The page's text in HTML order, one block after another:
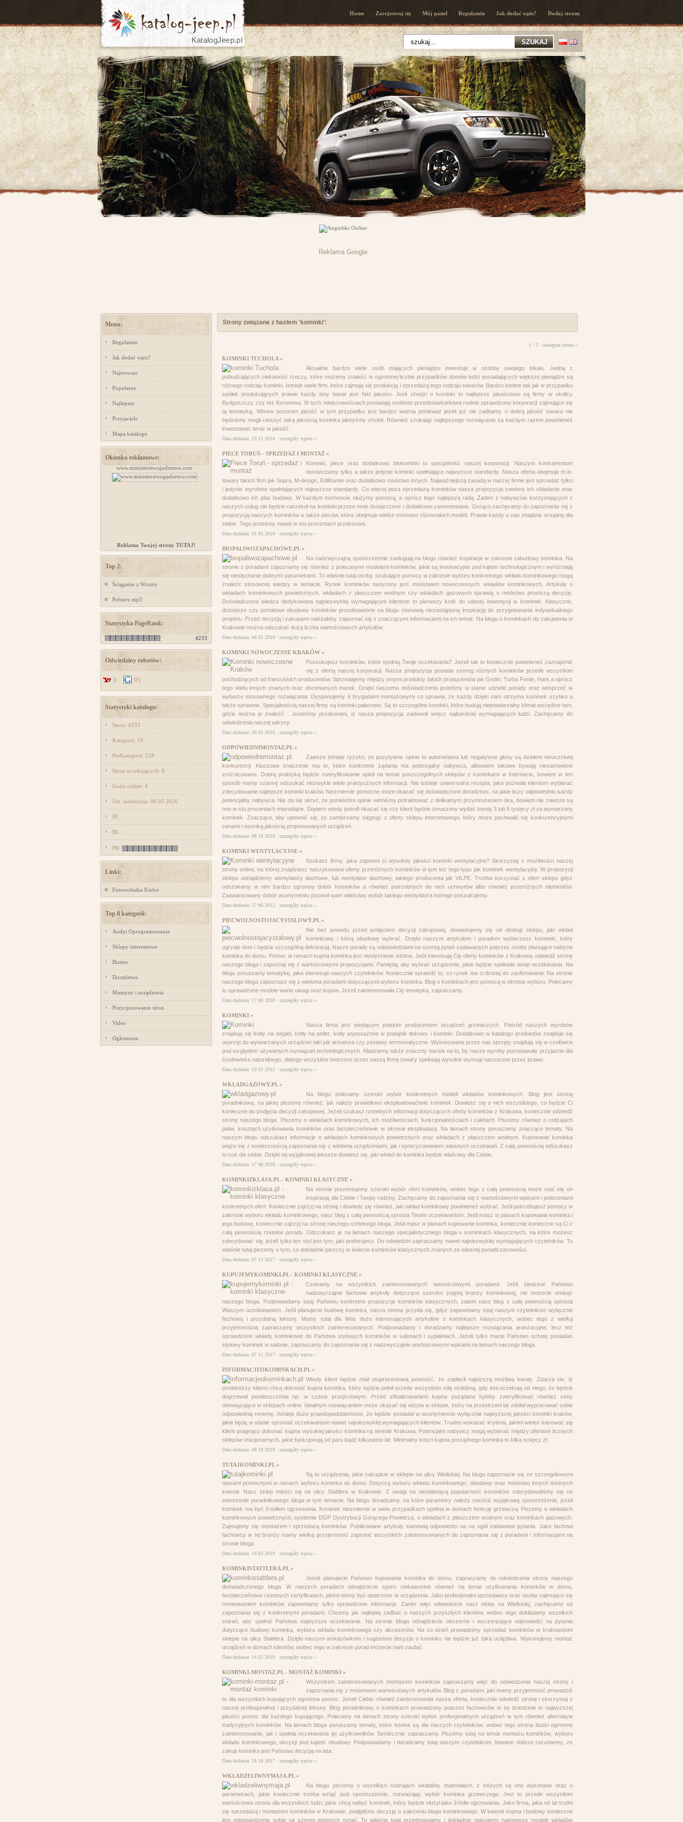
KatalogJeep.pl
Home Zarejestruj się Mój panel Regulamin Jak dodać wpis? Dodaj stronę
Reklama Google
Menu:
Regulamin
Jak dodać wpis?
Najnowsze
Popularne
Najlepsze
Przyjaciele
Mapa katalogu
Okienko reklamowe:
www.ministerstwogadzetow.com Kursy samoobrony dla kobiet Chorzów
Reklama Twojej strony TUTAJ!
Top 2:
Ściąganie z Wrzuty
Pobierz mp3
Statystyka PageRank:
4233
Odwiedziny robotów:
3 95
Statystyki katalogu:
Stron: 4233
Kategorii: 19
Podkategorii: 218
Stron oczekujących: 0
Gości online: 4
Ost. moderacja: 06 05 2026
IP:
BL:
PR:
Linki:
Fotowoltaika Kielce
Top 8 kategorii:
Audyt Oprogramowania
Sklepy internetowe
Biznes
Doradztwo
Maszyny i urządzenia
Pozycjonowanie stron
Video
Ogłoszenia
Strony związane z hasłem 'kominki':
1 · 2 · następna strona »
KOMINKI TUCHOLA »
Aktualnie bardzo wiele osób mających pieniądze inwestuje w ozdoby swojego lokalu. Jedną z
pubudzających ciekawość rzeczy, które możemy znaleźć w ogromnej liczbie przypadków domów ludzi posiadających większe pieniądze są
różnego rodzaju kominki. Istnieje wiele firm, które zajmują się produkcją i sprzedażą tego rodzaju towarów. Bardzo istotne tak jak w przypadku
spółek produkujących prawie każdy inny towar jest fakt jakości. Jeśli chodzi o kominki to najlepsze jakościowo są firmy w okolicy
Bydgoszczy, czy też Koronowa. W tych miejscowościach posiadają osobiste przedstawicielstwa realnie sprawdzone korporacji zajmujące się
tą tematyką. Wbrew pozorom jakość w tym przypadku jest bardzo ważna ponieważ jeżeli już nie zadbamy o dobrą jakość towaru nie
będziemy mogli cieszyć taką jakością kominka jakbyśmy chcieli. Również szukając najlepszego rozwiązania za każdym razem powinieneś
inwestować teraz w jakość.
Data dodania: 23 12 2014 · szczegóły wpisu »
PIECE TORUŃ - SPRZEDAŻ I MONTAŻ »
Kominki, piece oraz dodatkowo biokominki to specjalność naszej korporacji. Naszym kontrahentom
dostarczamy tylko a także jedynie kominki spełniające najwyższe standardy. Nasza oferta obejmuje m.in.
towary takich firm jak Supra, M-design, EdilKamin oraz dodatkowo mnóstwo innych. Najważniejszą zasadą w naszej firmie jest sprzedaż tylko
i jedynie wyrobów spełniających najwyższe standardy. Co więcej poza sprzedażą kominków nasza propozycja zawiera ich składanie oraz
dodatkowo ich plac budowy. W każdym momencie służymy pomocą, a oprócz tego najlepszą radą. Żaden z nabywców korzystających z
naszych usług nie będzie narzekał na kominki przeze mnie dostarczone i dodatkowo zamontowane. Gorąco zachęcamy do zapoznania się z
propozycją naszych kominków a także pieców, która obejmuje wielce mnóstwo różnorakich modeli. Prawie każdy u nas znajdzie ociupinę dla
siebie. Tego jesteśmy nawet w stu procentach przekonani.
Data dodania: 31 03 2016 · szczegóły wpisu »
BIOPALIWOZAPACHOWE.PL »
Na nadzwyczajną spostrzeżenie zasługują na blogu również inspiracje w zakresie zabudowy kominka. Na
stronie z poradami zapoznamy się również z polecanymi modelami kominków, jakie są innowacyjne pod kątem technologicznym i wyróżniają
się niesłychanie dobrymi parametrami. To właśnie tutaj osoby szukające pomocy w zakresie wyboru konkretnego wkładu kominkowego mogą
znaleźć stosownej wiedzy w temacie. Rynek kominków nasycony jest mnóstwem nowoczesnych wkładów kominkowych. Artykuły o
wkładach kominkowych powietrznych, wkładach z płaszczem wodnym czy wkładach gazowych sprawią o mnóstwo prostszą decyzję.
Doświadczona wiedza dedykowana najniezwyklej wymagającym klientom to pierwszy krok do udanej inwestycji w kominek. Klasyczne,
dzisiejsze czy portalowe obudowy kominków przedstawione na blogu stanowią niezastąpioną inspirację do przygotowania indywidualnego
projektu. Przed decyzją i zakupami należałoby zapoznać się z znaczącymi informacjami na ich temat. Na blogu o kominkach do zakupienia w
Krakowie można odszukać dużą liczba wartościowych artykułów.
Data dodania: 06 02 2019 · szczegóły wpisu »
KOMINKI NOWOCZESNE KRAKÓW »
Poszukujesz kominków, które spełnią Twoje oczekiwania? Jeżeli tak to koniecznie powinieneś zaznajomić
się z ofertą naszej korporacji. Nasza propozycja posiada szereg różnych kominków przede wszystkim
pochodzących od francuskich producentów. Sprzedajemy między innymi produkty takich producentów jak Godin, Turbo Fonte, Hark a oprócz
tego wielu innych znanych oraz docenianych marek. Dzięki naszemu doświadczeniu jesteśmy w stanie udzielić porady oraz wesprzeć w
wyborze stosownego rozwiązania. Dysponujemy 6 brygadami montażowymi co sprawia, że każdy dzięki nam otrzyma kominek szybko a
także sprawnie. Specjalnością naszej firmy są kominki pałacowe. Są to szczególne kominki, które budują niepowtarzalny klimat wszędzie tam,
gdzie można je znaleźć . Jesteśmy przekonani, iż nasza propozycja zadowoli wręcz najbardziej wymagających ludzi. Zachęcamy do
odwiedzenia naszej witryny.
Data dodania: 26 05 2016 · szczegóły wpisu »
ODPOWIEDNIMONTAZ.PL »
Zawsze istnieje ryzyko, że pozytywne opinie to autoreklama lub negatywne głosy są dziełem nieuczciwej
konkurencji. Kluczowe znaczenie ma to, które konkretne żądania ma potencjalny nabywca, albowiem takowe bywają niesamowicie
zróżnicowane. Dobrą praktyką będzie zweryfikowanie opinii na temat poszczególnych sklepów z kominkami w Internecie, bowiem w ten
sposób mamy szansę odszukać niezwykle wiele praktycznych informacji. Nie istnieje uniwersalna recepta, jaka pozwala klientom wybierać
zdecydowanie najlepsze kominki kraków. Niezmiernie pomocne może okazać się doświadczone doradztwo, na jakie liczy odpowiednio każdy
potencjalny nabywca. Nie da się ukryć, że poniektóre opinie winniśmy potraktować z delikatnym przymrużeniem oka, bowiem nie zawsze są
one w stu procentach miarodajne. Dopiero wtedy potrafi okazać się czy klient będzie zmuszony wydać kwotę 3 lub 8 tysięcy zł za wymarzony
kominek. Znaczące, aby upewnić się, że zamierzamy sięgnąć z oferty sklepu internetowego, który może pochwalić się konkurencyjnymi
cenami i wysoką jakością proponowanych urządzeń.
Data dodania: 08 10 2019 · szczegóły wpisu »
KOMINKI WENTYLACYJNE »
Szukasz firmy, jaka zapewni ci wysokiej jakości kominki wentylacyjne? Skorzystaj z możliwości naszej
strony online, na której znajdziesz naszykowane oferty przeróżnych kominków w tym też tego typu jak kominek wentylacyjny. W propozycji
sklepu odnajdziemy wentylatory dachowe, lub wentylator dachowy, takiego producenta jak VILPE. Trzeba korzystać z ofert sklepu gdyż
odszukamy w nim bardzo ogromny dobór kominków a również potrzebnych do nich uchwytów albo również przeróżnych elementów.
Zaawansowany dobór asortymentu pozwoli wam właściwy wybór takiego wentylatora którego poszukujemy.
Data dodania: 27 06 2012 · szczegóły wpisu »
PIECWOLNOSTOJACYSTALOWY.PL »
Nie bez powodu przed podjęciem decyzji zakupowej, dowiadujemy się od obsługi sklepu, jaki wkład
kominkowy i którą obudowę wybrać. Dzięki naszym artykułom i poradom wybierzesz kominek, który
ogrzeje dom i będzie szczególną dekoracją. Nasze porady są odpowiedziami na szereg pytań zadawanych poprzez osoby planujące nabycie
kominka do domu. Pomoc w ramach kupna kominka jest niesłychanie istotna. Jeśli interesują Cię oferty kominków z Krakowa, odwiedź stronę
naszego bloga i zapoznaj się z wartościowymi propozycjami. Pamiętaj, aby wybrać urządzenie, jakie będzie spełniało twoje oczekiwania. Na
blogu poruszamy tematykę, jaka interesuje naszych czytelników. Koniecznie sprawdź to, co rynek ma ci dzisiaj do zaoferowania. Na stronie
naszego bloga zapoznasz się z wieloma poradami dotyczącymi wyboru kominka. Blog o kominkach jest pomocą w okresie wyboru. Polecamy
tu sprawdzone modele warte uwagi oraz kupna. Jeżeli zainteresowała Cię tematyka, zapraszamy.
Data dodania: 17 08 2018 · szczegóły wpisu »
KOMINKI »
Nasza firma jest wiodącym polskim producentem urządzeń grzewczych. Pośród naszych wyrobów
znajdują się kotły na węgiel, kotły na pellet, kotły wyposażone w podajnik tłokowy i kominki. Dodatkowo w katalogu produktów znajduje się
osprzęt do wytwarzanych urządzeń taki jak armatura czy zestawy termostatyczne. Wykonywane przez nas sprzęty znajdują się w czołówce
pod względem używanych rozwiązań technologicznych. Kładziemy także znaczny nacisk na to, by nasze wyroby pozostawały przyjazne dla
środowiska naturalnego, dlatego wszystkie tworzone przez naszą firmę towary spełniają wysokie wymogi narzucone przez prawo.
Data dodania: 19 02 2012 · szczegóły wpisu »
WKLADGAZOWY.PL »
Na blogu polecamy szeroki wybór konkretnych modeli wkładów kominkowych. Blog jest stroną
poradnikową, na jakiej piszemy również, jak należy prawidłowo eksploatowaćtwie kominek. Dowiesz się o nich wszystkiego, co będzie Ci
konieczne do podjęcia decyzji zakupowej. Jeżeli szukasz rzetelnych informacji dotyczących oferty kominków z Krakowa, koniecznie odwiedź
stronę naszego bloga. Piszemy o wkładach kominkowych, ich możliwościach, funkcjonalnościach i zaletach. Piszemy również o rodzajach
paliw, kosztach użytkowania kominków oraz bezpieczeństwie w okresie eksploatacji. Na łamach strony poruszamy znaczące tematy. Na
naszym blogu odszukasz informacje o wkładach kominkowych powietrznych oraz wkładach z płaszczem wodnym. Kupowanie kominka
wiąże się z koniecznością zapoznania się z wieloma urządzeniami, jak i sprecyzowaniem własnych oczekiwań. Z całą pewnością odszukasz
tu coś dla siebie. Dzięki tej wyjątkowej lekturze dowiesz się, jaki wkład do kominka będzie właściwy dla Ciebie.
Data dodania: 17 08 2018 · szczegóły wpisu »
KOMINKIZKLASA.PL - KOMINKI KLASYCZNE »
Na stronie prezentujemy szeroki wybór ofert kominków, wobec tego z całą pewnością może stać się on
inspiracją dla Ciebie i Twojej rodziny. Zachęcamy do zapoznania się z wartościowymi wpisami i poleceniami
konkretnych ofert. Koniecznie zajrzyj na stronę i dowiedz się również, jaki wkład kominkowy powinieneś wybrać. Jeśli potrzebujesz pomocy w
zakresie wyboru wkładu kominkowego, nasz blog z całą pewnością sprosta Twoim oczekiwaniom. Jeśli masz w planach kupowanie kominka i
jego budowę, koniecznie zajrzyj na stronę naszego rzetelnego bloga. Jeśli masz w planach kupowanie kominka, koniecznie konieczne są Ci z
całą pewnością rzetelne porady. Odszukasz je na łamach naszego specjalistycznego bloga o kominkach klasycznych, na które możesz
zdecydować się, jeżeli tylko ten styl jest tym, jaki preferujesz. Do odwiedzin zapraszamy nawet najniezwyklej wymagających czytelników. To
właśnie tutaj piszemy o tym, co dokładnie piszczy w świecie kominków klasycznych znanych ze własnej ponadczasowości.
Data dodania: 07 11 2017 · szczegóły wpisu »
KUPUJEMYKOMINKI.PL - KOMINKI KLASYCZNE »
Czekamy na wszystkich zainteresowanych wartościowymi poradami. Jeśli śledzicie Państwo
nadzwyczajnie fachowe artykuły dotyczące szeroko pojętej branży kominkowej, nie możecie ominąć
naszego bloga. Podpowiadamy tutaj Państwu konkretne propozycje kominków klasycznych, zatem nasz blog z całą pewnością sprosta
Waszym oczekiwaniom. Jeśli planujecie budowę kominka, nasza strona przyda się, gdyż zapewniamy tutaj naszym czytelnikom wyłącznie
fachową i przydatną lekturę. Mamy tutaj dla Was dużo interesujących artykułów o kominkach klasycznych, wobec tego z wielką
przyjemnością zapraszamy wszystkich zainteresowanych. Podpowiadamy i doradzamy najlepsze rozwiązania aranżacyjne, lecz też
sprawdzone wkłady kominkowe do Państwa stylowych kominków w salonach i sypialniach. Jeżeli tylko macie Państwo ochotę posiadać
stylowy kominek w salonie, zapraszamy do zapoznania się z nadzwyczajnie wartościowymi wpisami na łamach naszego bloga.
Data dodania: 07 11 2017 · szczegóły wpisu »
INFORMACJEOKOMINKACH.PL »
Wtedy klient będzie miał stuprocentową pewność, że zapłacił najniższą możliwą kwotę. Zdarza sie, iż
poniektórzy klienci chcą dokonać kupna kominka, który będzie pełnił przede wszystkim rolę ozdobną, gdy inni oczekują od niego, że będzie
dogrzewał pomieszczenia np. w czasie przejściowym. Przed sfinalizowaniem kupna pożądane byłoby zweryfikować również ceny
obowiązujące w sklepach online. Idealnym rozwiązaniem może okazać się wizyta w sklepie, który na przestrzeni lat zdołał wypracować sobie
odpowiednią renomę. Istnieje duże prawdopodobieństwo, że będzie posiadał w asortymencie wyłącznie najwyższej jakości kominki kraków,
jakie będą w stanie sprostać oczekiwaniom nawet najniezwyklej wymagających klientów. Trudno wskazać kryteria, jakimi winien kierować się
klient pragnący dokonać kupna wysokiej jakości kominka na terenie Krakowa. Potencjalni nabywcy mogą wybierać między ofertami licznych
sklepów stacjonarnych, jakie funkcjonują od paru bądź kilkunastu lat. Minimalny koszt kupna porządnego kominka to kilka tysięcy zł.
Data dodania: 08 10 2019 · szczegóły wpisu »
TUTAJKOMINKI.PL »
Są to urządzenia, jakie zakupicie w sklepie na ulicy Wielickiej. Na blogu zapoznacie się ze szczegółowymi
opisami pomocnymi w ramach wyboru kominka do domu. Dotyczą wyboru wkładu kominkowego, obudowy oraz mnóstwo innych istotnych
kwestii. Nasz sklep mieści się na ulicy Stattlera w Krakowie. Z uwagi na niesłabnącą popularność kominków zdecydowaliśmy się na
stworzenie poradnikowego bloga w tym temacie. Na blogu doradzamy, na które parametry należy zwrócić wyjątkową spostrzeżenie, jeżeli
kominek ma być źródłem ogrzewania. Kominek niezmiernie w wielu przypadkach spełnia w domach funkcję grzewczą. Piszemy o wkładach
kominkowych powietrznych, systemie DGP Dystrybucji Gorącego Powietrza, o wkładach z płaszczem wodnym oraz kominkach gazowych.
Zajmujemy się montażem i sprzedażą kominków. Publikowane artykuły stanowią odpowiedzi na na ogół zadawane pytania. Jako fachowi
fachowcy w tej branży mamy wielką przyjemność zaprosić wszystkich zainteresowanych do zapoznania się z poradami i informacjami na
stronie bloga.
Data dodania: 14 02 2019 · szczegóły wpisu »
KOMINKISTATTLERA.PL »
Jeżeli planujecie Państwo kupowanie kominka do domu, zapraszamy do odwiedzenia strony naszego
doświadczonego bloga. W naszych poradach odnajdziecie sporo ciekawostek również na temat użytkowania kominków w domu,
bezpieczeństwa i istotnych certyfikatach, jakimi winny być opatrzone te urządzenia. Jako profesjonalni sprzedawcy oraz osoby zajmujące się
montowaniem kominków zapewniamy tylko sprawdzone informacje. Zanim więc odwiedzicie nasz sklep na Wielickiej, zachęcamy od
zapoznania się z konkretnymi poradami. Chcemy jak najlepiej zadbać o naszych przyszłych klientów, wobec tego dokładamy wszelkich
starań, aby spełnić Państwa najwyższe oczekiwania. Na stronie bloga odnajdziecie obszerne i wyczerpujące odpowiedzi na pytania
dotyczące budowy kominka, wyboru wkładu kominkowego czy akcesoriów. Na co dzień prowadzimy sprzedaż kominków w krakowskim
sklepie na ulicy Stattlera. Dzięki naszym wskazówkom i sugestiom decyzja o kominku nie będzie już taka uciążliwa. Wykonujemy montaż
urządzeń w domach klientów, wobec tego w zakresie porad możecie nam zaufać.
Data dodania: 14 02 2019 · szczegóły wpisu »
KOMINKI-MONTAZ.PL - MONTAŻ KOMINKI »
Wszystkich zainteresowanych montażem kominków zapraszamy więc do odwiedzenia naszej strony i
zapoznania się z mnóstwem wartościowych artykułów. Blog z poradami, jaki mamy przyjemność prowadzić
to dla wszystkich kupujących ogromna pomoc. Jeżeli Ciebie również zainteresowała nasza oferta, koniecznie odwiedź stronę i skorzystaj z
naszej profesjonalnej i przydatnej lektury. Blog poradnikowy o kominkach prowadzony poprzez fachowców w tej dziedzinie to najwyższej
jakości pomoc dla każdego kupującego. Polecamy na łamach strony szeroki wybór profesjonalnych urządzeń w tym również alternatyw
tradycyjnych kominków. Na łamach bloga poruszamy tematy, które istotne są dla naszych czytelników, wobec tego strona budzi ogromne
zainteresowanie, jak i spełnia oczekiwania jej użytkowników. Serdecznie zapraszamy. Piszemy tutaj na temat montażu kominków, wyboru
wkładu kominkowego, decyzji pod kątem obudowy. Podpowiadamy i doradzamy tutaj naszym czytelnikom, bowiem dobrze rozumiemy, ze
zakup kominka jest Państwa decyzją na lata.
Data dodania: 24 10 2017 · szczegóły wpisu »
WKLADZELIWNYMAJA.PL »
Na blogu piszemy o wszelkich rodzajach wkładów, materiałach, z których są one wykonane oraz o
parametrach, jakie koniecznie trzeba wziąć pod spostrzeżenie, rozważając wybór kominka grzewczego. Jest to przede wszystkim
wartościowa strona dla wszystkich ludzi, jakie chcą nabyć kominek, który będzie służył jako źródło ogrzewania. Jako firma, jaka od lat trudni
się sprzedażą i montażem kominków w Krakowie, podjęliśmy decyzję o założeniu bloga kominkowego. W kwestii kupna i budowy konieczne
jest odpowiedzenie sobie na szereg istotnych pytań. To właśnie tutaj przedstawiamy i dokładnie opisujemy najnowsze modele wkładów